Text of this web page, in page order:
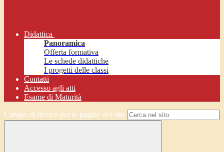
Didattica
Panoramica
Offerta formativa
Le schede didattiche
I progetti delle classi
Contatti
Accesso agli atti
Esame di Maturità
Campo di ricerca per le pagine del sito